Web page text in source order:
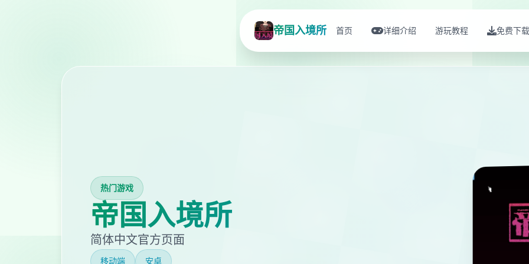
帝国入境所 首页 详细介绍 游玩教程 免费下载
热门游戏
帝国入境所
简体中文官方页面
移动端 安卓